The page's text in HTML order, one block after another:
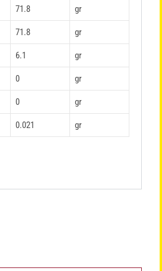
71.8 gr
71.8 gr
6.1 gr
0 gr
0 gr
0.021 gr